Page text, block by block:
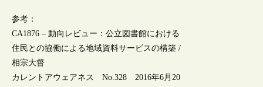
参考：
CA1876 – 動向レビュー：公立図書館における
住民との協働による地域資料サービスの構築 /
相宗大督
カレントアウェアネス No.328 2016年6月20